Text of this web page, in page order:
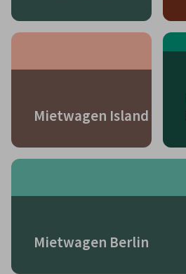
Mietwagen Island
Mietwagen Berlin